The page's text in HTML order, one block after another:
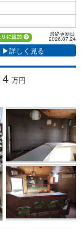
最終更新日
2026.07.24
▶詳しく見る
4 万円